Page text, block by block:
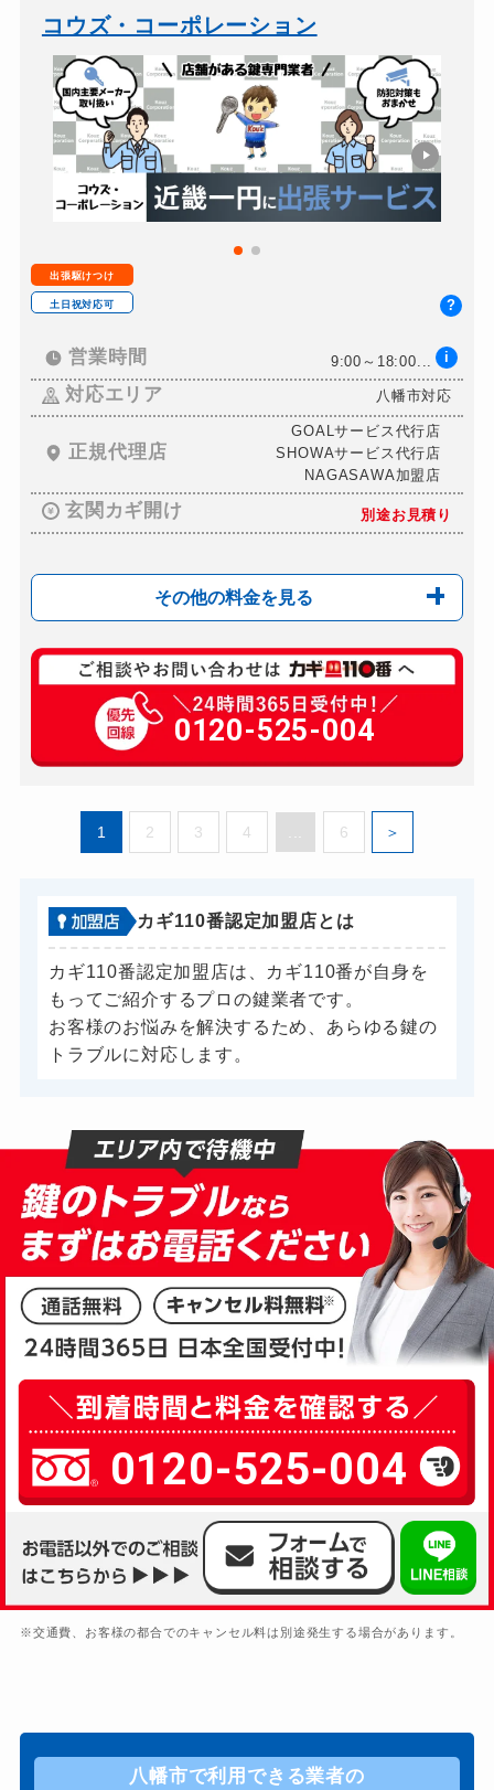
バイクカギ開け
バイクカギ作成 16,500円～(税込)
スーツケースカギ開け 8,800円～(税込)
スーツケースカギ作成 8,800円～(税込)
金庫カギ開け 14,300円～(税込)
金庫カギ修理 11,000円～(税込)
ロッカーカギ開け 8,800円～(税込)
ドアノブカギ作成 8,800円～(税込)
ドアノブカギ交換 11,000円～(税込)
コウズ・コーポレーション
出張駆けつけ
土日祝対応可
営業時間 9:00～18:00... i
対応エリア 八幡市対応
正規代理店
GOALサービス代行店
SHOWAサービス代行店
NAGASAWA加盟店
?
玄関カギ開け 別途お見積り
その他の料金を見る
玄関カギ修理 別途お見積り
玄関カギ交換 別途お見積り
0120-525-004
1 2 3 4 ... 6
カギ110番認定加盟店とは
カギ110番認定加盟店は、カギ110番が自身を
もってご紹介するプロの鍵業者です。
お客様のお悩みを解決するため、あらゆる鍵の
トラブルに対応します。
0120-525-004
※交通費、お客様の都合でのキャンセル料は別途発生する場合があります。
八幡市で利用できる業者の